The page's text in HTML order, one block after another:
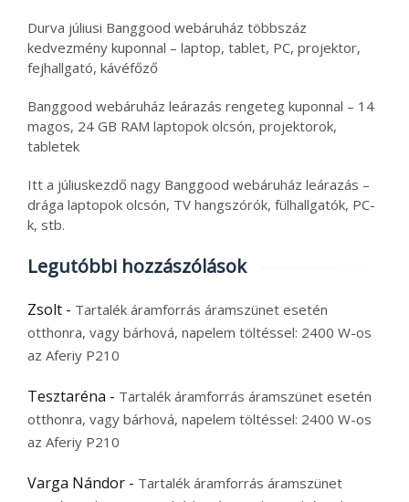
Durva júliusi Banggood webáruház többszáz
kedvezmény kuponnal – laptop, tablet, PC, projektor,
fejhallgató, kávéfőző
Banggood webáruház leárazás rengeteg kuponnal – 14
magos, 24 GB RAM laptopok olcsón, projektorok,
tabletek
Itt a júliuskezdő nagy Banggood webáruház leárazás –
drága laptopok olcsón, TV hangszórók, fülhallgatók, PC-
k, stb.
Legutóbbi hozzászólások
Zsolt - Tartalék áramforrás áramszünet esetén
otthonra, vagy bárhová, napelem töltéssel: 2400 W-os
az Aferiy P210
Tesztaréna - Tartalék áramforrás áramszünet esetén
otthonra, vagy bárhová, napelem töltéssel: 2400 W-os
az Aferiy P210
Varga Nándor - Tartalék áramforrás áramszünet